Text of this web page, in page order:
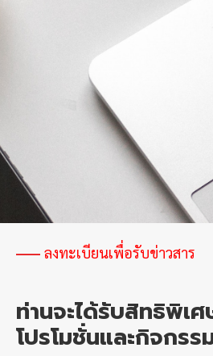
ลงทะเบียนเพื่อรับข่าวสาร
ท่านจะได้รับสิทธิพิเศ
โปรโมชั่นและกิจกร